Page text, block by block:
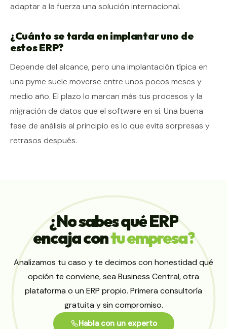
adaptar a la fuerza una solución internacional.
¿Cuánto se tarda en implantar uno de
estos ERP?
Depende del alcance, pero una implantación típica en
una pyme suele moverse entre unos pocos meses y
medio año. El plazo lo marcan más tus procesos y la
migración de datos que el software en sí. Una buena
fase de análisis al principio es lo que evita sorpresas y
retrasos después.
¿NosabesquéERP
encajacontuempresa?
Analizamos tu caso y te decimos con honestidad qué
opción te conviene, sea Business Central, otra
plataforma o un ERP propio. Primera consultoría
gratuita y sin compromiso.
Habla con un experto